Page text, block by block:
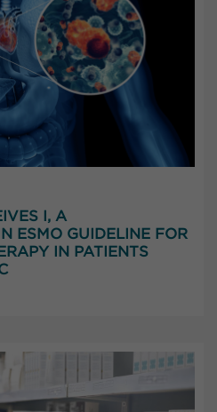
I, A
ESMO GUIDELINE FOR
IN PATIENTS